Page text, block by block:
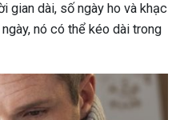
gian dài, số ngày ho và khạc
nó có thể kéo dài trong